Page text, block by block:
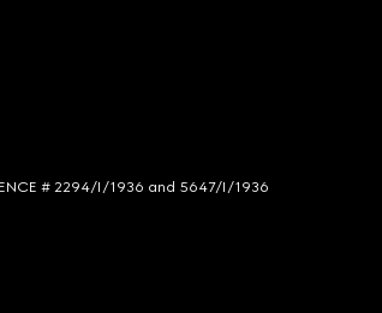
# 2294/I/1936 and 5647/I/1936